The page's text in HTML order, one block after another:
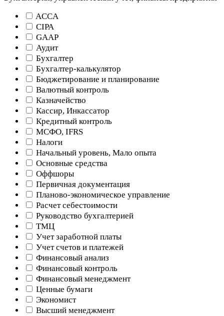
ACCA
CIPA
GAAP
Аудит
Бухгалтер
Бухгалтер-калькулятор
Бюджетирование и планирование
Валютный контроль
Казначейство
Кассир, Инкассатор
Кредитный контроль
МСФО, IFRS
Налоги
Начальный уровень, Мало опыта
Основные средства
Оффшоры
Первичная документация
Планово-экономическое управление
Расчет себестоимости
Руководство бухгалтерией
ТМЦ
Учет заработной платы
Учет счетов и платежей
Финансовый анализ
Финансовый контроль
Финансовый менеджмент
Ценные бумаги
Экономист
Высший менеджмент